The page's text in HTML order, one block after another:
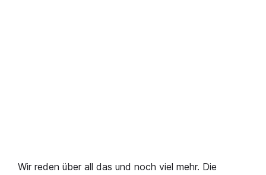
Wir reden über all das und noch viel mehr. Die